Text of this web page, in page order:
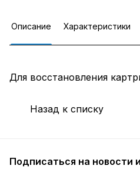
Описание Характеристики
Для восстановления
Назад к списку
Подписаться на новости